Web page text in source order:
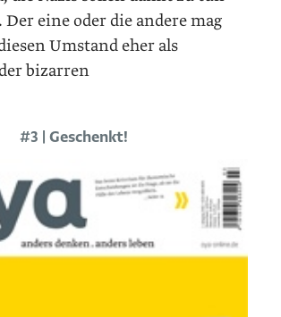
Der eine oder die andere mag
Umstand eher als
bizarren
#3 | Geschenkt!